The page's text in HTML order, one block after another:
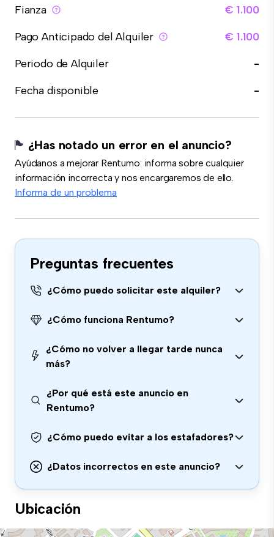
Fianza
€ 1.100
Pago Anticipado del Alquiler
€ 1.100
Periodo de Alquiler
-
Fecha disponible
-
¿Has notado un error en el anuncio?
Ayúdanos a mejorar Rentumo: informa sobre cualquier
información incorrecta y nos encargaremos de ello.
Informa de un problema
Preguntas frecuentes
¿Cómo puedo solicitar este alquiler?
¿Cómo funciona Rentumo?
¿Cómo no volver a llegar tarde nunca
más?
¿Por qué está este anuncio en
Rentumo?
¿Cómo puedo evitar a los estafadores?
¿Datos incorrectos en este anuncio?
Ubicación